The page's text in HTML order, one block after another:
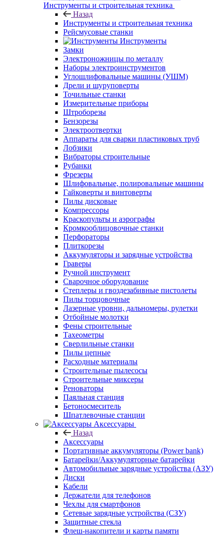
Инструменты и строительная техника
Назад
Инструменты и строительная техника
Рейсмусовые станки
Инструменты
Замки
Электроножницы по металлу
Наборы электроинструментов
Углошлифовальные машины (УШМ)
Дрели и шуруповерты
Точильные станки
Измерительные приборы
Штроборезы
Бензорезы
Электроотвертки
Аппараты для сварки пластиковых труб
Лобзики
Вибраторы строительные
Рубанки
Фрезеры
Шлифовальные, полировальные машины
Гайковерты и винтоверты
Пилы дисковые
Компрессоры
Краскопульты и аэрографы
Кромкооблицовочные станки
Перфораторы
Плиткорезы
Аккумуляторы и зарядные устройства
Граверы
Ручной инструмент
Сварочное оборудование
Степлеры и гвоздезабивные пистолеты
Пилы торцовочные
Лазерные уровни, дальномеры, рулетки
Отбойные молотки
Фены строительные
Тахеометры
Сверлильные станки
Пилы цепные
Расходные материалы
Строительные пылесосы
Строительные миксеры
Реноваторы
Паяльная станция
Бетоносмеситель
Шпатлевочные станции
Аксессуары
Назад
Аксессуары
Портативные аккумуляторы (Power bank)
Батарейки/Аккумуляторные батарейки
Автомобильные зарядные устройства (АЗУ)
Диски
Кабели
Держатели для телефонов
Чехлы для смартфонов
Сетевые зарядные устройства (СЗУ)
Защитные стекла
Флеш-накопители и карты памяти